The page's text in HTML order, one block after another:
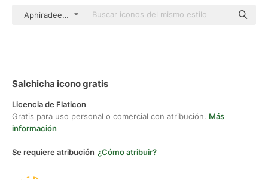
Aphiradee (monkik) Lineal Color
Salchicha icono gratis
Licencia de Flaticon
Gratis para uso personal o comercial con atribución. Más
información
Se requiere atribución ¿Cómo atribuir?